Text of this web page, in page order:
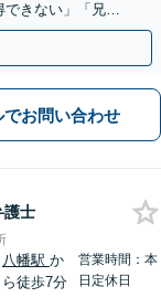
きない」「兄弟
悩みに対応
でお問い合わせ
護士
八幡駅 か
ら徒歩7分
営業時間：本
日定休日